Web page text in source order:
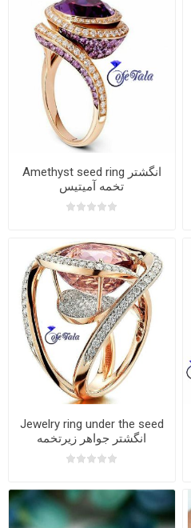
Amethyst seed ring انگشتر
تخمه آمیتیس
Jewelry ring under the seed
انگشتر جواهر زیرتخمه